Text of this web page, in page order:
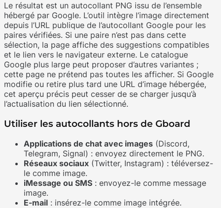
Le résultat est un autocollant PNG issu de l’ensemble
hébergé par Google. L’outil intègre l’image directement
depuis l’URL publique de l’autocollant Google pour les
paires vérifiées. Si une paire n’est pas dans cette
sélection, la page affiche des suggestions compatibles
et le lien vers le navigateur externe. Le catalogue
Google plus large peut proposer d’autres variantes ;
cette page ne prétend pas toutes les afficher. Si Google
modifie ou retire plus tard une URL d’image hébergée,
cet aperçu précis peut cesser de se charger jusqu’à
l’actualisation du lien sélectionné.
Utiliser les autocollants hors de Gboard
Applications de chat avec images (Discord,
Telegram, Signal) : envoyez directement le PNG.
Réseaux sociaux (Twitter, Instagram) : téléversez-
le comme image.
iMessage ou SMS : envoyez-le comme message
image.
E-mail : insérez-le comme image intégrée.